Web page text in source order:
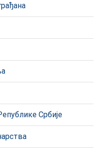
Србије